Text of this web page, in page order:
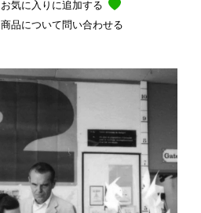
お気に入りに追加する
商品について問い合わせる